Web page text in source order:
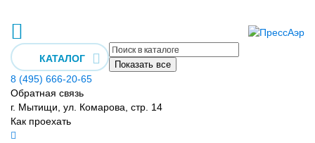
КАТАЛОГ
Показать все
8 (495) 666-20-65
Обратная связь
г. Мытищи, ул. Комарова, стр. 14
Как проехать